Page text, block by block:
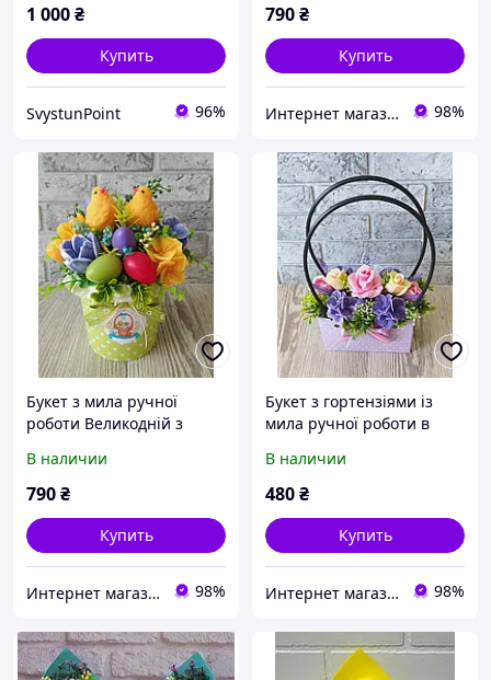
1 000₴
Купить
SvystunPoint 96%
790₴
Купить
Интернет магазин натуральной косметики и мыла "Kvita" 98%
Букет з мила ручної
роботи Великодній з
В наличии
790₴
Купить
Интернет магазин натуральной косметики и мыла "Kvita" 98%
Букет з гортензіями із
мила ручної роботи в
В наличии
480₴
Купить
Интернет магазин натуральной косметики и мыла "Kvita" 98%